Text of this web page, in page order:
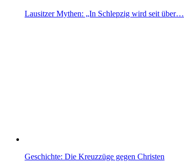
Lausitzer Mythen: „In Schlepzig wird seit über…
Geschichte: Die Kreuzzüge gegen Christen